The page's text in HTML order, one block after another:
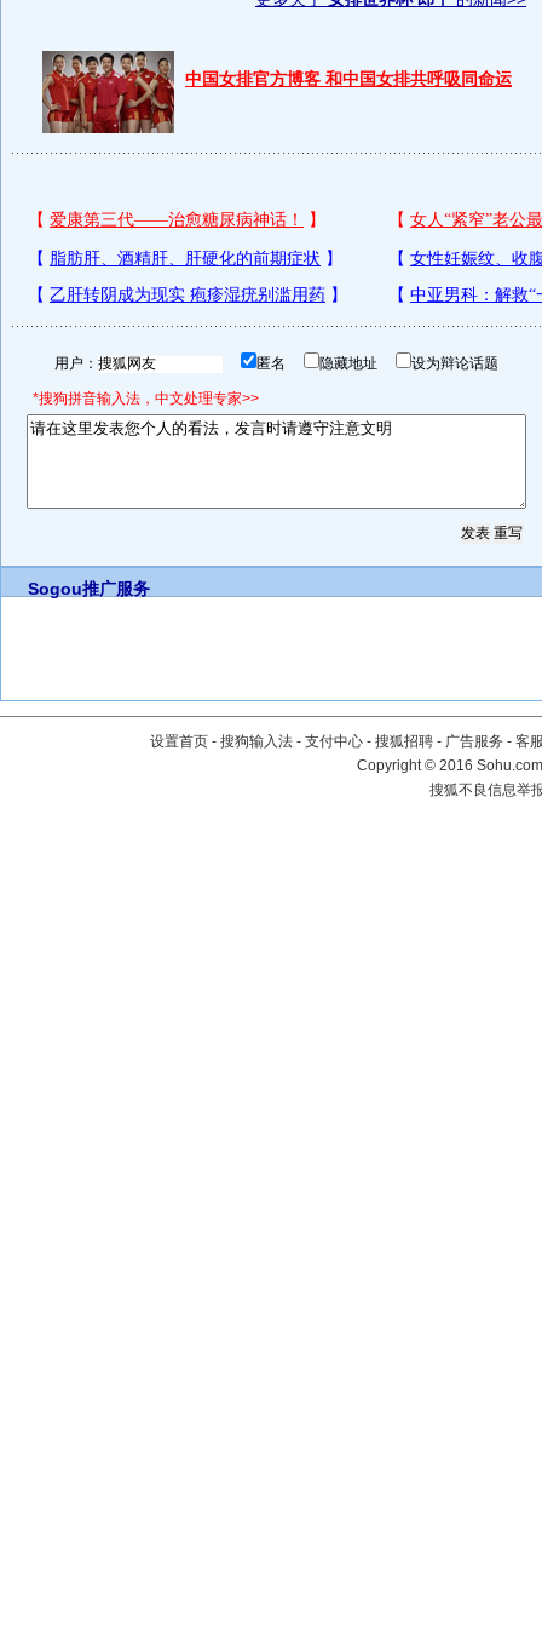
中国女排官方博客 和中国女排共呼吸同命运
用户： 匿名 隐藏地址 设为辩论话题
*搜狗拼音输入法，中文处理专家>>
Sogou推广服务
设置首页 - 搜狗输入法 - 支付中心 - 搜狐招聘 - 广告服务 - 客
Copyright©2016
搜狐不良信息举